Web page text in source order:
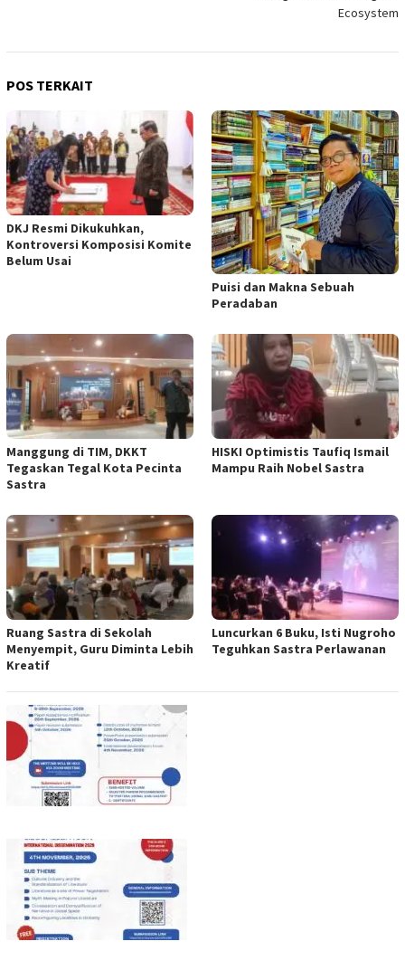
Ecosystem
POS TERKAIT
DKJ Resmi Dikukuhkan,
Kontroversi Komposisi Komite
Belum Usai
Puisi dan Makna Sebuah
Peradaban
Manggung di TIM, DKKT
Tegaskan Tegal Kota Pecinta
Sastra
HISKI Optimistis Taufiq Ismail
Mampu Raih Nobel Sastra
Ruang Sastra di Sekolah
Menyempit, Guru Diminta Lebih
Kreatif
Luncurkan 6 Buku, Isti Nugroho
Teguhkan Sastra Perlawanan